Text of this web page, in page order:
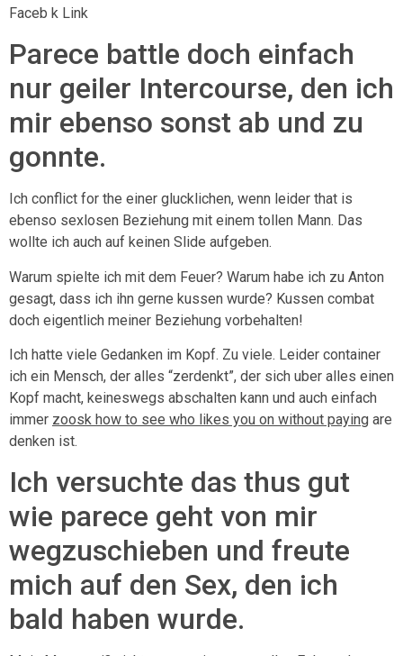
Faceb k Link
Parece battle doch einfach
nur geiler Intercourse, den ich
mir ebenso sonst ab und zu
gonnte.
Ich conflict for the einer glucklichen, wenn leider that is
ebenso sexlosen Beziehung mit einem tollen Mann. Das
wollte ich auch auf keinen Slide aufgeben.
Warum spielte ich mit dem Feuer? Warum habe ich zu Anton
gesagt, dass ich ihn gerne kussen wurde? Kussen combat
doch eigentlich meiner Beziehung vorbehalten!
Ich hatte viele Gedanken im Kopf. Zu viele. Leider container
ich ein Mensch, der alles “zerdenkt”, der sich uber alles einen
Kopf macht, keineswegs abschalten kann und auch einfach
immer zoosk how to see who likes you on without paying are
denken ist.
Ich versuchte das thus gut
wie parece geht von mir
wegzuschieben und freute
mich auf den Sex, den ich
bald haben wurde.